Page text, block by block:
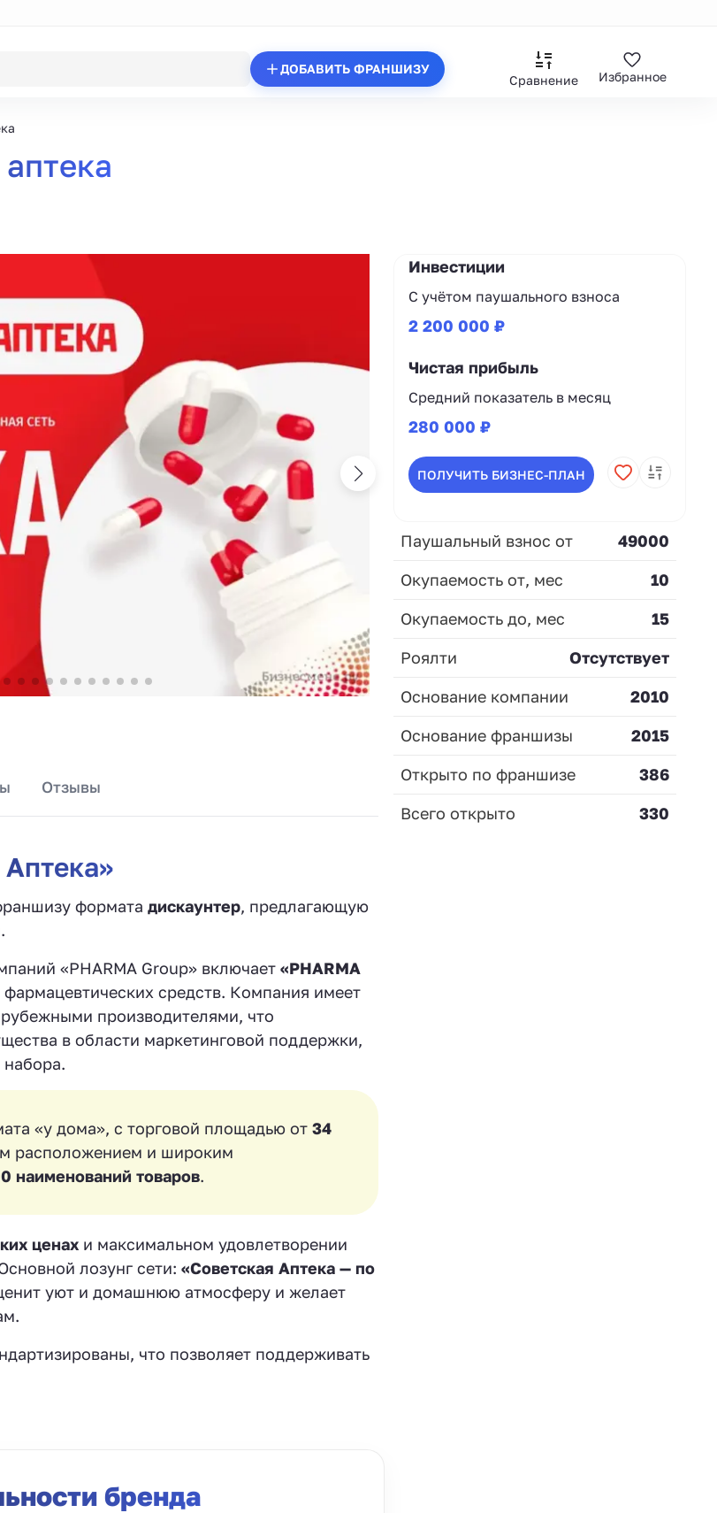
ДОБАВИТЬ ФРАНШИЗУ
Сравнение Избранное
Отзывы
формата дискаунтер, предлагающую
«PHARMA Group» включает «PHARMA
средств. Компания имеет
производителями, что
в области маркетинговой поддержки,
«у дома», с торговой площадью от 34
расположением и широким
наименований товаров.
ценах и максимальном удовлетворении
лозунг сети: «Советская Аптека — по
уют и домашнюю атмосферу и желает
что позволяет поддерживать
бренда
Инвестиции
С учётом паушального взноса
2 200 000 ₽
Чистая прибыль
Средний показатель в месяц
280 000 ₽
ПОЛУЧИТЬ БИЗНЕС-ПЛАН
Паушальный взнос от
49000
Окупаемость от, мес
10
Окупаемость до, мес
15
Роялти
Отсутствует
Основание компании
2010
Основание франшизы
2015
Открыто по франшизе
386
Всего открыто
330